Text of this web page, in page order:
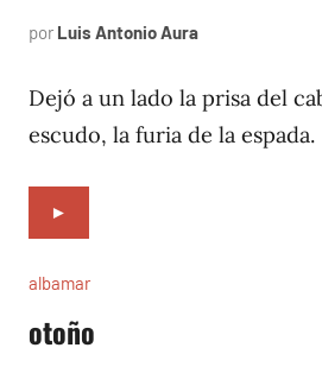
por Luis Antonio Aura
1996
Dejó a un lado la prisa del
escudo, la furia de la espada.
►
albamar
otoño